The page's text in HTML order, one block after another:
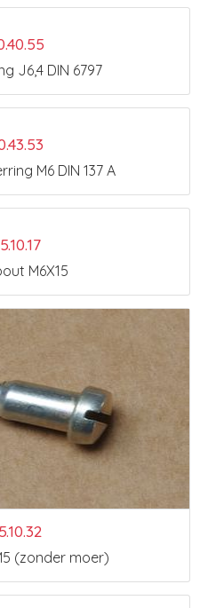
J6,4 DIN 6797
M6 DIN 137 A
M6X15
(zonder moer)